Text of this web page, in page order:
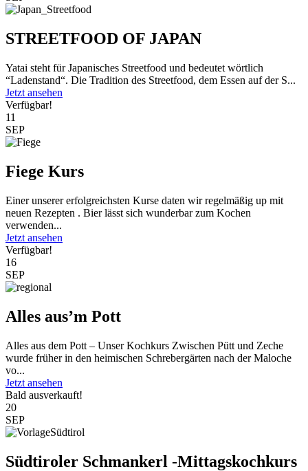
STREETFOOD OF JAPAN
Yatai steht für Japanisches Streetfood und bedeutet wörtlich
“Ladenstand“. Die Tradition des Streetfood, dem Essen auf der S...
Jetzt ansehen
Verfügbar!
11
SEP
Fiege Kurs
Einer unserer erfolgreichsten Kurse daten wir regelmäßig up mit
neuen Rezepten . Bier lässt sich wunderbar zum Kochen
verwenden...
Jetzt ansehen
Verfügbar!
16
SEP
Alles aus’m Pott
Alles aus dem Pott – Unser Kochkurs Zwischen Pütt und Zeche
wurde früher in den heimischen Schrebergärten nach der Maloche
vo...
Jetzt ansehen
Bald ausverkauft!
20
SEP
Südtiroler Schmankerl -Mittagskochkurs